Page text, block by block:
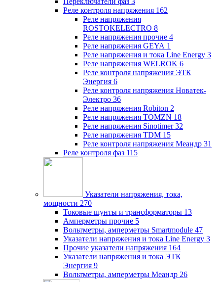
Реле контроля напряжения 162
Реле напряжения
ROSTOKELECTRO 8
Реле напряжения прочие 4
Реле напряжения GEYA 1
Реле напряжения и тока Line Energy 3
Реле напряжения WELROK 6
Реле контроля напряжения ЭТК
Энергия 6
Реле контроля напряжения Новатек-
Электро 36
Реле напряжения Robiton 2
Реле напряжения TOMZN 18
Реле напряжения Sinotimer 32
Реле напряжения TDM 15
Реле контроля напряжения Меандр 31
Реле контроля фаз 115
Указатели напряжения, тока,
мощности 270
Токовые шунты и трансформаторы 13
Амперметры прочие 5
Вольтметры, амперметры Smartmodule 47
Указатели напряжения и тока Line Energy 3
Прочие указатели напряжения 164
Указатели напряжения и тока ЭТК
Энергия 9
Вольтметры, амперметры Меандр 26